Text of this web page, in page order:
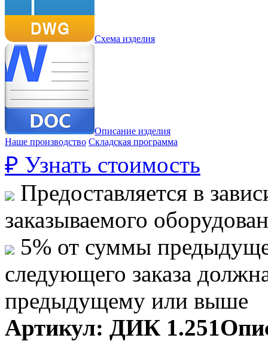
Схема изделия
Описание изделия
Наше производство Складская программа
₽ Узнать стоимость
Предоставляется в
заказываемого
5% от суммы
следующего заказа
предыдущему или выше
Артикул: ДИК 1.251